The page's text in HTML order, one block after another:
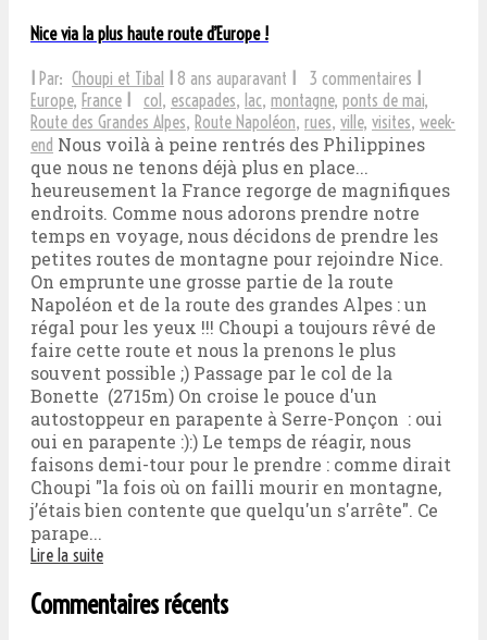
Nice via la plus haute route d’Europe !
I Par: Choupi et Tibal I 8 ans auparavant I 3 commentaires I
Europe, France I col, escapades, lac, montagne, ponts de mai,
Route des Grandes Alpes, Route Napoléon, rues, ville, visites, week-
end Nous voilà à peine rentrés des Philippines
que nous ne tenons déjà plus en place...
heureusement la France regorge de magnifiques
endroits. Comme nous adorons prendre notre
temps en voyage, nous décidons de prendre les
petites routes de montagne pour rejoindre Nice.
On emprunte une grosse partie de la route
Napoléon et de la route des grandes Alpes : un
régal pour les yeux !!! Choupi a toujours rêvé de
faire cette route et nous la prenons le plus
souvent possible ;) Passage par le col de la
Bonette (2715m) On croise le pouce d'un
autostoppeur en parapente à Serre-Ponçon : oui
oui en parapente :):) Le temps de réagir, nous
faisons demi-tour pour le prendre : comme dirait
Choupi "la fois où on failli mourir en montagne,
j’étais bien contente que quelqu'un s'arrête". Ce
parape...
Lire la suite
Commentaires récents